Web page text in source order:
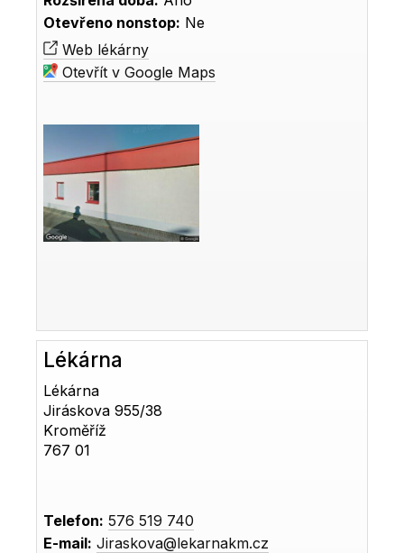
Otevřeno nonstop: Ne
Web lékárny
Otevřít v Google Maps
Lékárna
Lékárna
Jiráskova 955/38
Kroměříž
767 01
Telefon: 576 519 740
E-mail: Jiraskova@lekarnakm.cz